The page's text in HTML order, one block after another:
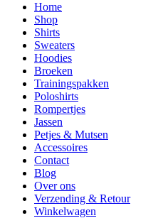
Home
Shop
Shirts
Sweaters
Hoodies
Broeken
Trainingspakken
Poloshirts
Rompertjes
Jassen
Petjes & Mutsen
Accessoires
Contact
Blog
Over ons
Verzending & Retour
Winkelwagen